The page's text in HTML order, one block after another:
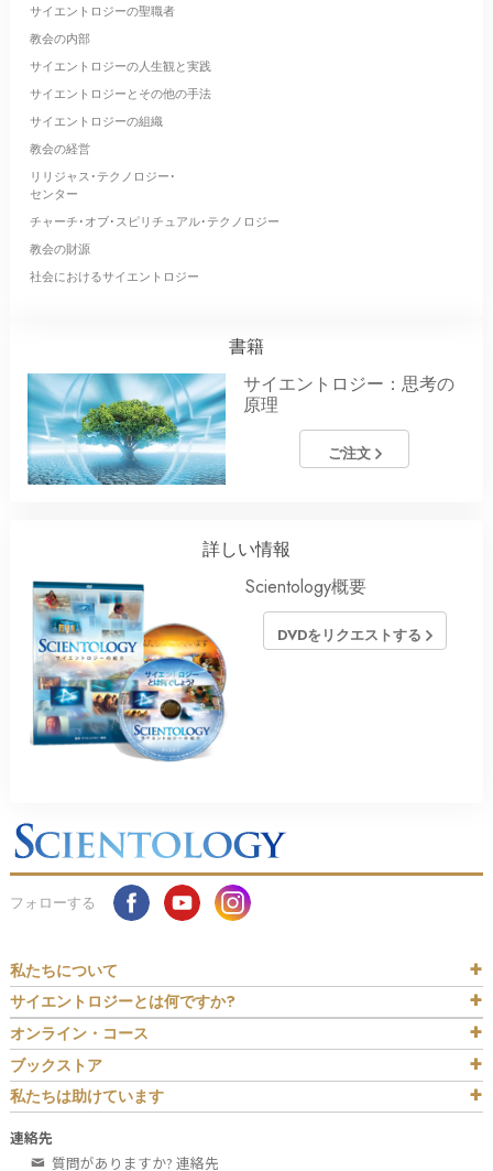
サイエントロジーの聖職者
教会の内部
サイエントロジーの人生観と実践
サイエントロジーとその他の手法
サイエントロジーの組織
教会の経営
リリジャス･テクノロジー･
センター
チャーチ･オブ･スピリチュアル･テクノロジー
教会の財源
社会におけるサイエントロジー
書籍
サイエントロジー：思考の
原理
ご注文
詳しい情報
Scientology概要
DVDをリクエストする
フォローする
私たちについて
サイエントロジーとは何ですか?
オンライン・コース
ブックストア
私たちは助けています
連絡先
質問がありますか? 連絡先